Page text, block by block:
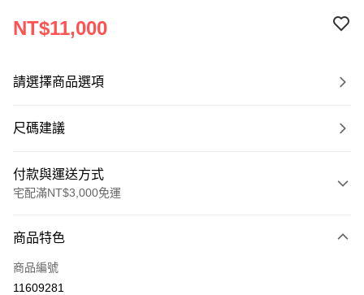
NT$11,000
請選擇商品選項
尺碼建議
付款與運送方式
宅配滿NT$3,000免運
信用卡一次付款
信用卡分期付款
商品特色
商品編號
11609281